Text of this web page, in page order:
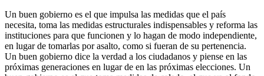
Un buen gobierno es el que impulsa las medidas que el país
necesita, toma las medidas estructurales indispensables y reforma las
instituciones para que funcionen y lo hagan de modo independiente,
en lugar de tomarlas por asalto, como si fueran de su pertenencia.
Un buen gobierno dice la verdad a los ciudadanos y piense en las
próximas generaciones en lugar de en las próximas elecciones. Un